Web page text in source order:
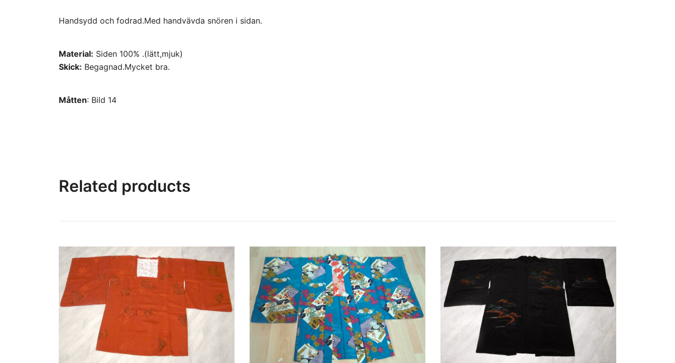
Handsydd och fodrad.Med handvävda snören i sidan.
Material: Siden 100% .(lätt,mjuk)
Skick: Begagnad.Mycket bra.
Måtten: Bild 14
Related products